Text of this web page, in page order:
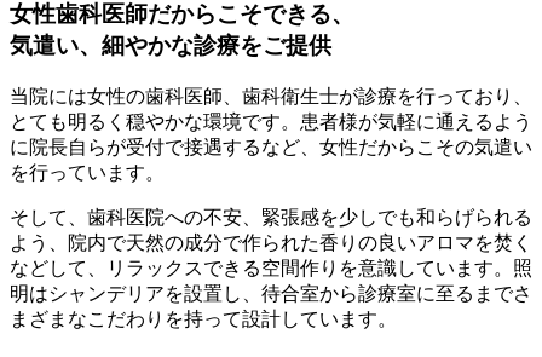
女性歯科医師だからこそできる、
気遣い、細やかな診療をご提供
当院には女性の歯科医師、歯科衛生士が診療を行っており、
とても明るく穏やかな環境です。患者様が気軽に通えるよう
に院長自らが受付で接遇するなど、女性だからこその気遣い
を行っています。
そして、歯科医院への不安、緊張感を少しでも和らげられる
よう、院内で天然の成分で作られた香りの良いアロマを焚く
などして、リラックスできる空間作りを意識しています。照
明はシャンデリアを設置し、待合室から診療室に至るまでさ
まざまなこだわりを持って設計しています。